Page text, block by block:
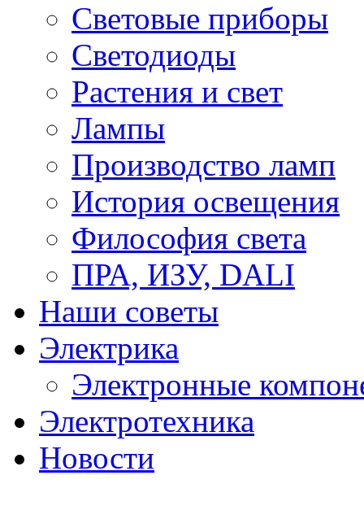
Световые приборы
Светодиоды
Растения и свет
Лампы
Производство ламп
История освещения
Философия света
ПРА, ИЗУ, DALI
Наши советы
Электрика
Электронные
Электротехника
Новости